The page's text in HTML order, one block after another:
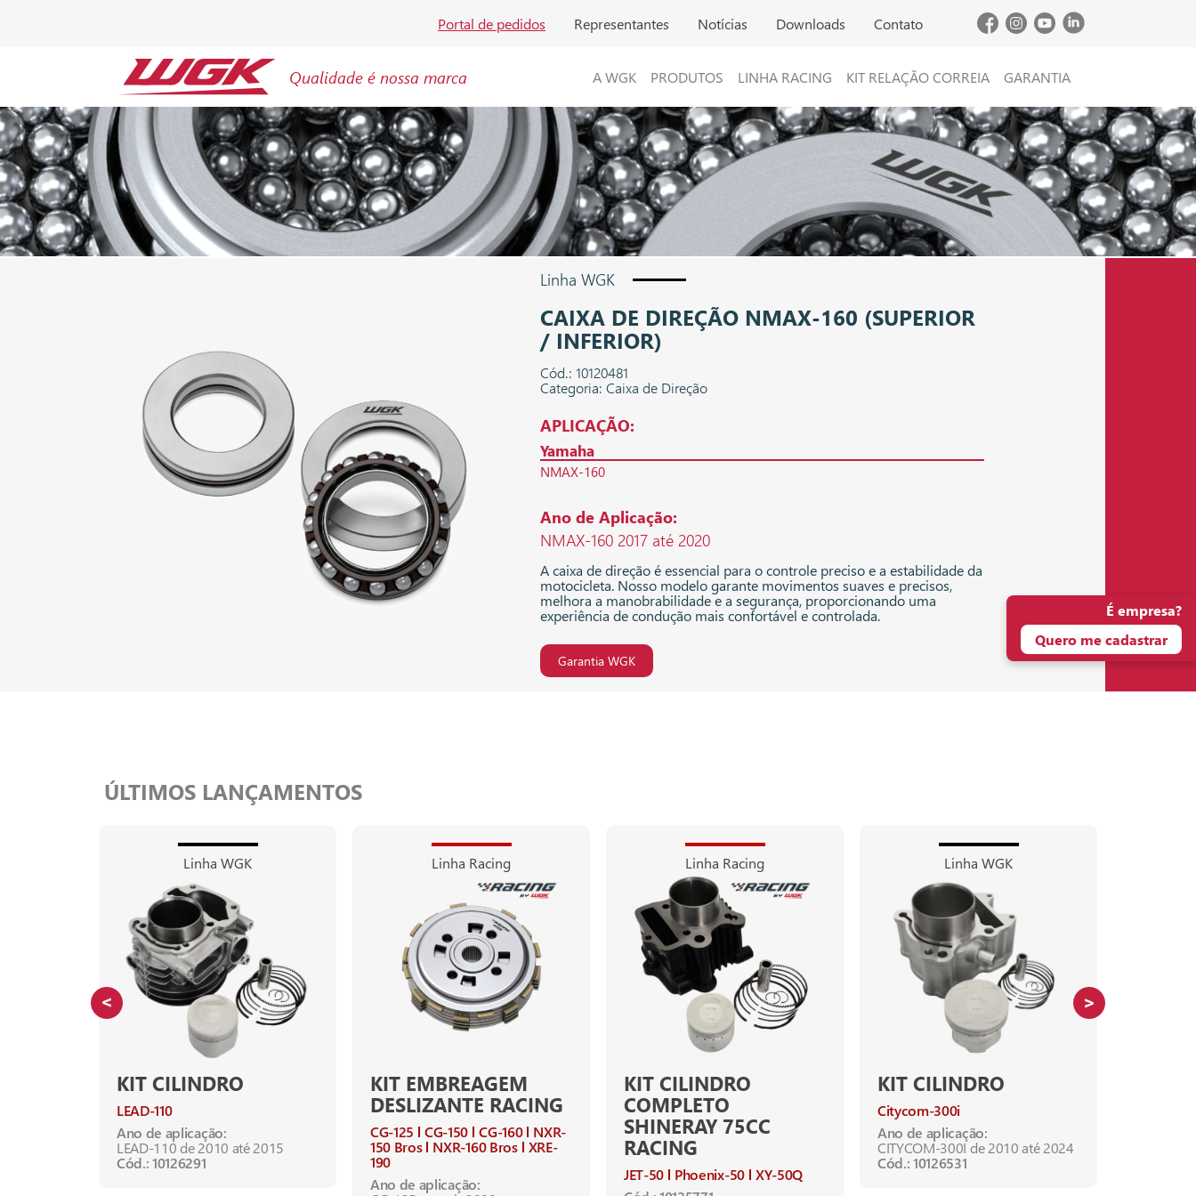
Portal de pedidos Representantes Notícias Downloads Contato
Qualidade é nossa marca A WGK PRODUTOS LINHA RACING KIT RELAÇÃO CORREIA GARANTIA
Linha WGK
CAIXA DE DIREÇÃO NMAX-160 (SUPERIOR
/ INFERIOR)
Cód.: 10120481
Categoria: Caixa de Direção
APLICAÇÃO:
Yamaha
NMAX-160
Ano de Aplicação:
NMAX-160 2017 até 2020
A caixa de direção é essencial para o controle preciso e a estabilidade da
motocicleta. Nosso modelo garante movimentos suaves e precisos,
melhora a manobrabilidade e a segurança, proporcionando uma
experiência de condução mais confortável e controlada.
Garantia WGK
ÚLTIMOS LANÇAMENTOS
Linha WGK
KIT CILINDRO
LEAD-110
Ano de aplicação:
LEAD-110 de 2010 até 2015
Cód.: 10126291
Linha Racing
KIT EMBREAGEM
DESLIZANTE RACING
CG-125 CG-150 CG-160
NXR-
150 Bros NXR-160 Bros XRE-
190
Ano de aplicação:
Linha Racing
KIT CILINDRO
COMPLETO
SHINERAY 75CC
RACING
JET-50 Phoenix-50 XY-50Q
Linha WGK
KIT CILINDRO
Citycom-300i
Ano de aplicação:
CITYCOM-300I de 2010 até 2024
Cód.: 10126531
É empresa?
Quero me cadastrar